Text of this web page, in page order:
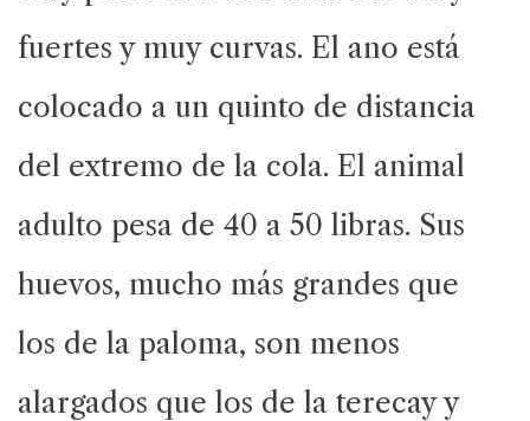
fuertes y muy curvas. El ano está
colocado a un quinto de distancia
del extremo de la cola. El animal
adulto pesa de 40 a 50 libras. Sus
huevos, mucho más grandes que
los de la paloma, son menos
alargados que los de la terecay y